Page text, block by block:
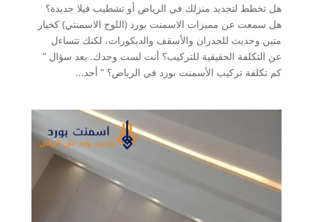
هل تخطط لتجديد منزلك في الرياض أو تشطيب فيلا جديدة؟
هل سمعت عن مميزات الاسمنت بورد (اللوح الاسمنتي) كخيار
متين وحديث للجدران والأسقف والديكورات، لكنك تتساءل
عن التكلفة الحقيقية للتركيب؟ أنت لست وحدك. يعد سؤال ”
كم تكلفة تركيب الأسمنت بورد في الرياض؟ ” أحد...